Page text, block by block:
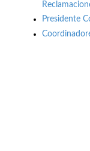
Presidente